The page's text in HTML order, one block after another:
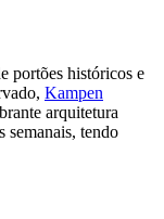
portões históricos e
Kampen
arquitetura
semanais, tendo